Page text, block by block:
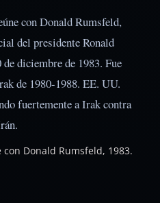
Donald Rumsfeld, 1983.